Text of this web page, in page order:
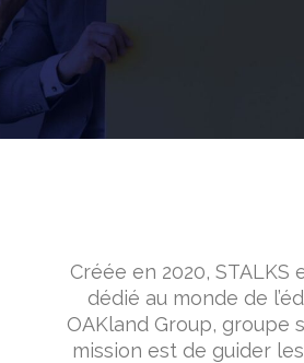
Créée en 2020, STALKS
dédié au monde de
OAKland Group, groupe
mission est de guider